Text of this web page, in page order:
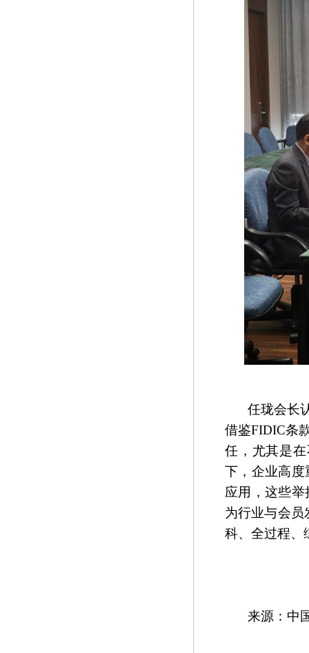
任珑会长
借鉴FIDIC条
任，尤其是
下，企业高
应用，这些
为行业与会员
科、全过程、
来源：中